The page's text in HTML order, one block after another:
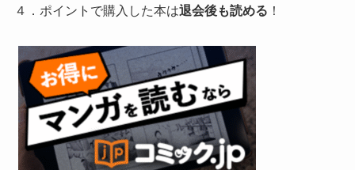
４．ポイントで購入した本は退会後も読める ！